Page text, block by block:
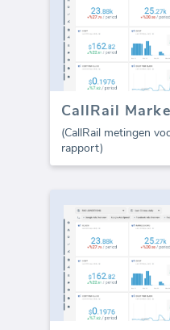
(CallRail metingen
rapport)